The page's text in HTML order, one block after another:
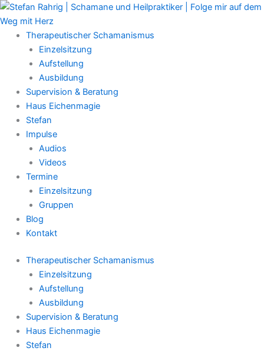
Zum
Inhalt
springenTherapeutischer Schamanismus
Einzelsitzung
Aufstellung
Ausbildung
Supervision & Beratung
Haus Eichenmagie
Stefan
Impulse
Audios
Videos
Termine
Einzelsitzung
Gruppen
Blog
Kontakt
Therapeutischer Schamanismus
Einzelsitzung
Aufstellung
Ausbildung
Supervision & Beratung
Haus Eichenmagie
Stefan
Main
Menu